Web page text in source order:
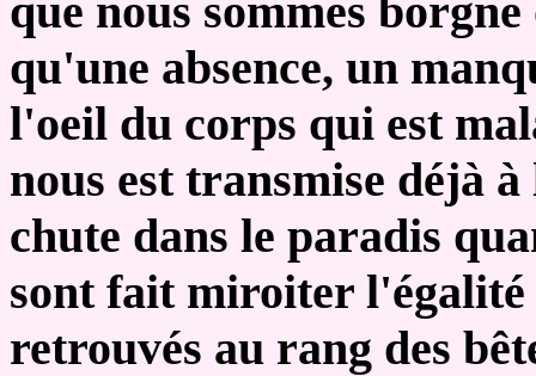
que nous sommes
qu'une absence, un
l'oeil du corps qui est
nous est transmise déjà
chute dans le paradis
sont fait miroiter l'égalité
retrouvés au rang des